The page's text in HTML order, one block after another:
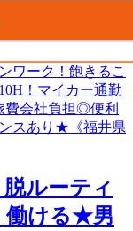
ルーティ
働ける★男